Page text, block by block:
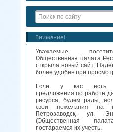
Внимание!
Уважаемые
Общественная палата
открыла новый сайт.
более удобен при
Если у вас есть
предложения по работе
ресурса, будем рады,
свои пожелания на
Петрозаводск, ул.
(Общественная
постараемся их учесть.